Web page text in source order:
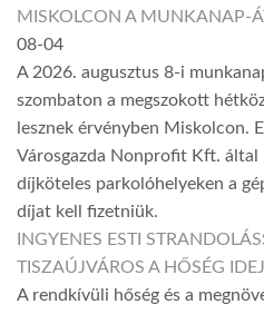
MISKOLCON A MUNKANAP-
08-04
A 2026. augusztus 8-i
szombaton a megszokott
lesznek érvényben Miskolcon.
Városgazda Nonprofit Kft.
díjköteles parkolóhelyeken a
díjat kell fizetniük.
INGYENES ESTI
TISZAÚJVÁROS A HŐSÉG
A rendkívüli hőség és a